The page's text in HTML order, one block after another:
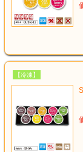
【冷凍】